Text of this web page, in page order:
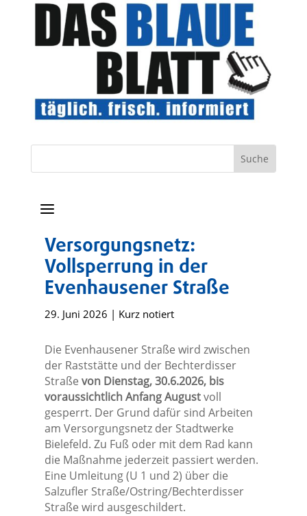
a
Versorgungsnetz:
Vollsperrung in der
Evenhausener Straße
29. Juni 2026 | Kurz notiert
Die Evenhausener Straße wird zwischen
der Raststätte und der Bechterdisser
Straße von Dienstag, 30.6.2026, bis
voraussichtlich Anfang Augustvoll
gesperrt. Der Grund dafür sind Arbeiten
am Versorgungsnetz der Stadtwerke
Bielefeld. Zu Fuß oder mit dem Rad kann
die Maßnahme jederzeit passiert werden.
Eine Umleitung (U 1 und 2) über die
Salzufler Straße/Ostring/Bechterdisser
Straße wird ausgeschildert.